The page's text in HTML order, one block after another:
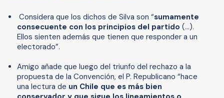
Considera que los dichos de Silva son “sumamente
consecuente con los principios del partido (…).
Ellos sienten además que tienen que responder a un
electorado”.
Amigo añade que luego del triunfo del rechazo a la
propuesta de la Convención, el P. Republicano “hace
una lectura de un Chile que es más bien